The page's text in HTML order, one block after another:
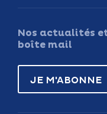
Nos actualités
boîte mail
JE M'ABONNE